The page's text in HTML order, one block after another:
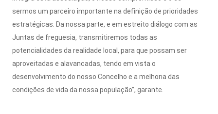
sermos um parceiro importante na definição de prioridades
estratégicas. Da nossa parte, e em estreito diálogo com as
Juntas de freguesia, transmitiremos todas as
potencialidades da realidade local, para que possam ser
aproveitadas e alavancadas, tendo em vista o
desenvolvimento do nosso Concelho e a melhoria das
condições de vida da nossa população”, garante.